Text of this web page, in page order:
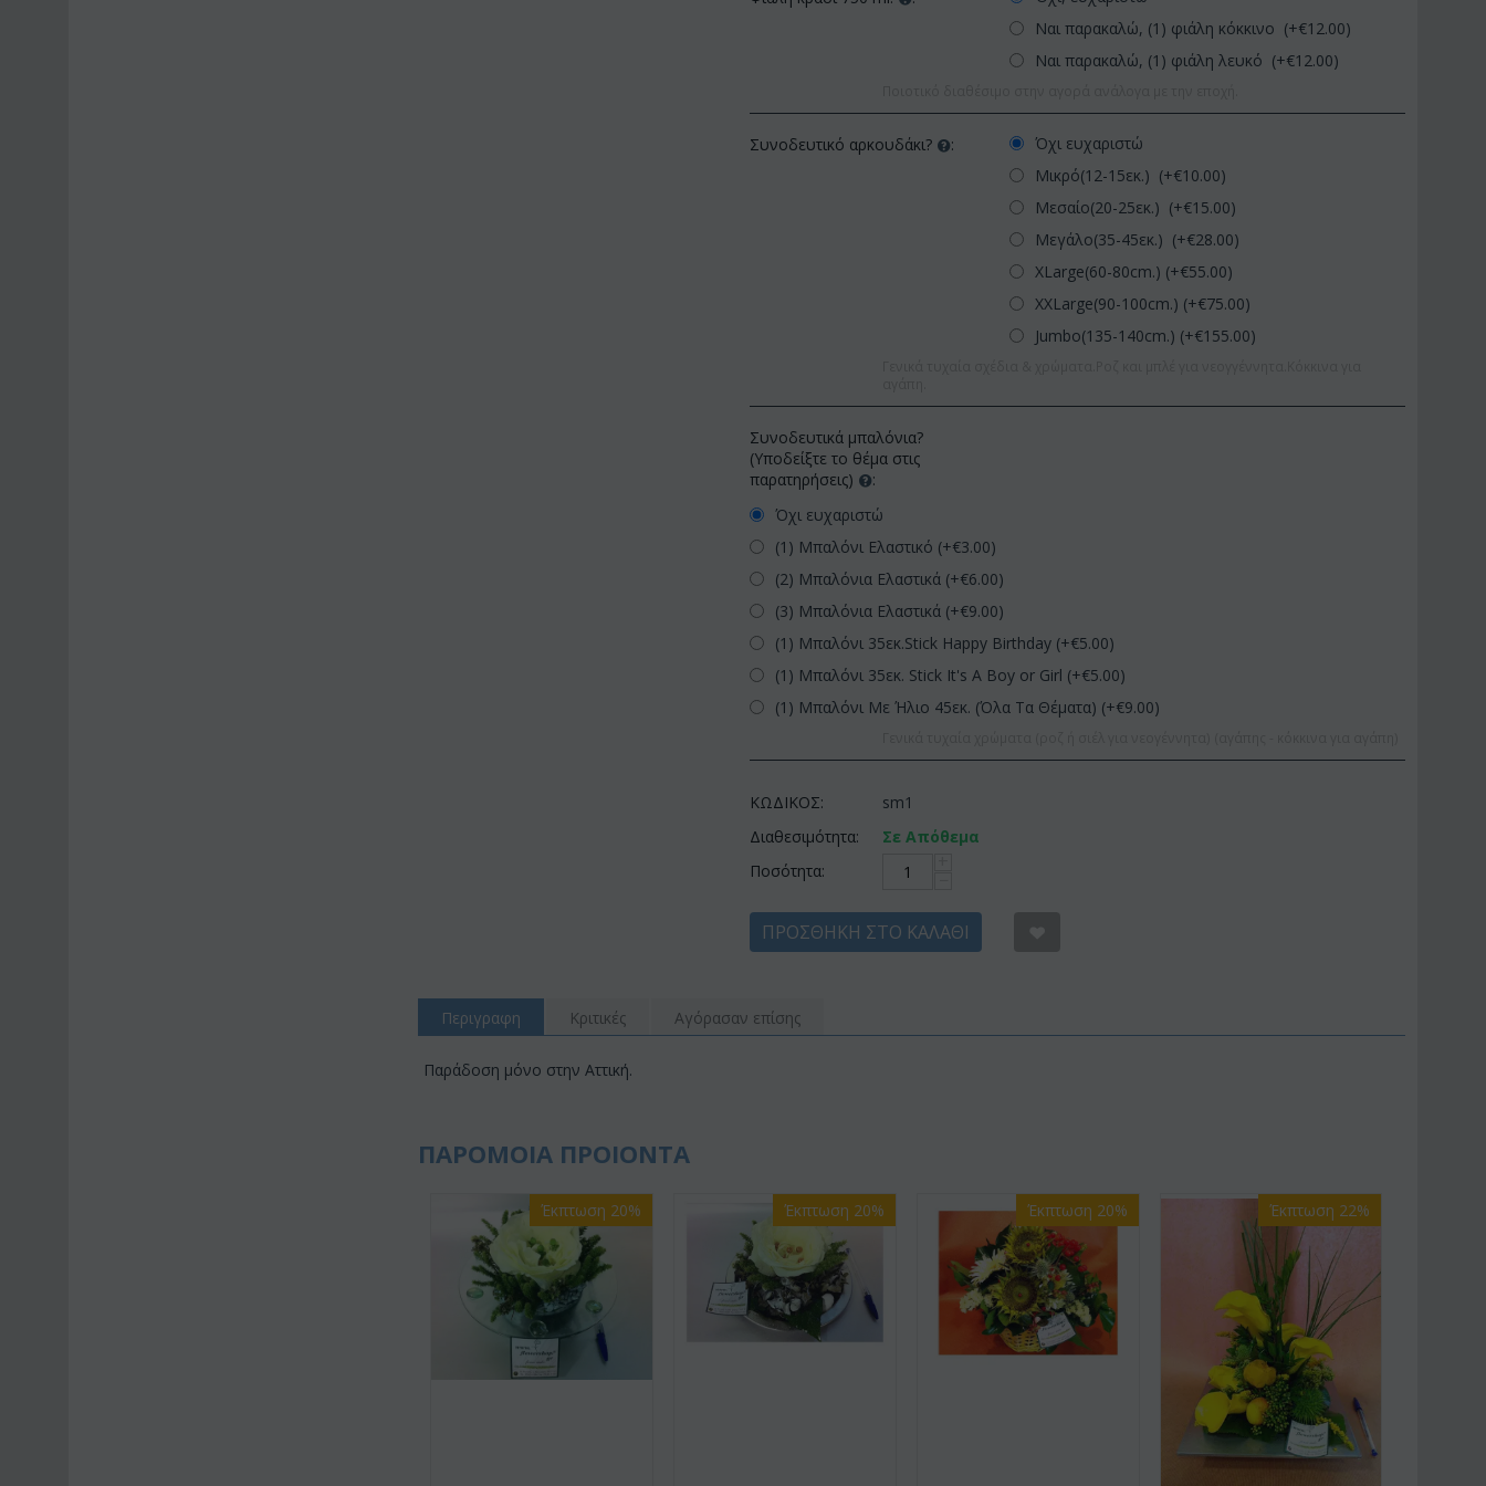
Ναι παρακαλώ, (1) φιάλη κόκκινο (+€12.00)
Ναι παρακαλώ, (1) φιάλη λευκό (+€12.00)
Συνοδευτικό αρκουδάκι? :
Όχι ευχαριστώ
Μικρό(12-15εκ.) (+€10.00)
Μεσαίο(20-25εκ.) (+€15.00)
Μεγάλο(35-45εκ.) (+€28.00)
XLarge(60-80cm.) (+€55.00)
XXLarge(90-100cm.) (+€75.00)
Jumbo(135-140cm.) (+€155.00)
Συνοδευτικά μπαλόνια?
(Υποδείξτε το θέμα στις
παρατηρήσεις)
:
Όχι ευχαριστώ
(1) Μπαλόνι Ελαστικό (+€3.00)
(2) Μπαλόνια Ελαστικά (+€6.00)
(3) Μπαλόνια Ελαστικά (+€9.00)
(1) Μπαλόνι 35εκ.Stick Happy Birthday (+€5.00)
(1) Μπαλόνι 35εκ. Stick It's A Boy or Girl (+€5.00)
(1) Μπαλόνι Με Ήλιο 45εκ. (Όλα Τα Θέματα) (+€9.00)
ΚΩΔΙΚΟΣ:
sm1
Διαθεσιμότητα:
Σε Απόθεμα
Ποσότητα:
ΠΡΟΣΘΉΚΗ ΣΤΟ ΚΑΛΆΘΙ
Περιγραφη Κριτικές Αγόρασαν επίσης
Παράδοση μόνο στην Αττική.
ΠΑΡΟΜΟΙΑ ΠΡΟΙΟΝΤΑ
Έκπτωση 20% Έκπτωση 20% Έκπτωση 20% Έκπτωση 22%